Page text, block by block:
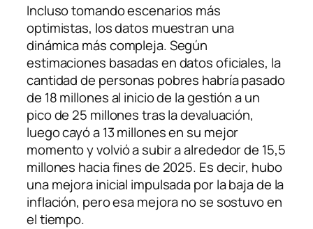
Incluso tomando escenarios más
optimistas, los datos muestran una
dinámica más compleja. Según
estimaciones basadas en datos oficiales, la
cantidad de personas pobres habría pasado
de 18 millones al inicio de la gestión a un
pico de 25 millones tras la devaluación,
luego cayó a 13 millones en su mejor
momento y volvió a subir a alrededor de 15,5
millones hacia fines de 2025. Es decir, hubo
una mejora inicial impulsada por la baja de la
inflación, pero esa mejora no se sostuvo en
el tiempo.